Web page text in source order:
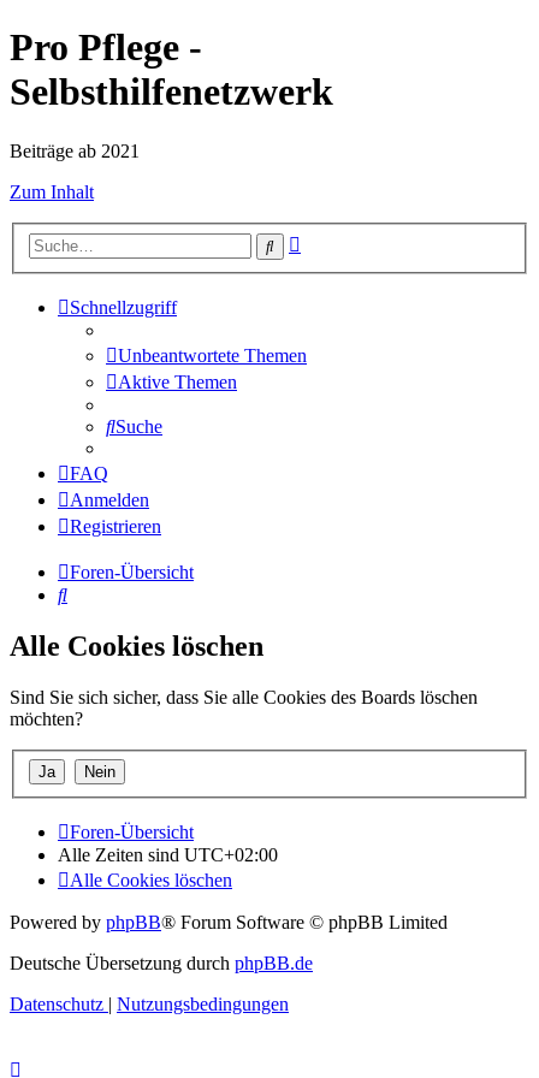
Pro Pflege -
Selbsthilfenetzwerk
Beiträge ab 2021
Zum Inhalt
Suche
Schnellzugriff
Unbeantwortete Themen
Aktive Themen
Suche
FAQ
Anmelden
Registrieren
Foren-Übersicht
Suche
Alle Cookies löschen
Sind Sie sich sicher, dass Sie alle Cookies des Boards löschen
möchten?
Foren-Übersicht
Alle Zeiten sind UTC+02:00
Alle Cookies löschen
Powered by phpBB® Forum Software © phpBB Limited
Deutsche Übersetzung durch phpBB.de
Datenschutz | Nutzungsbedingungen